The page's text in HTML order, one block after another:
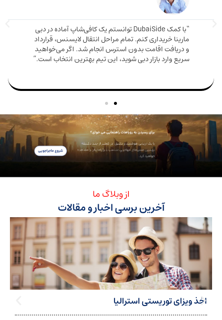
دقیق و صادقانه‌ای دریافت کردم. ملکی که
هم ارزش بالایی داشت هم باعث شد اقامت
بگیرم. تیم DubaiSide از شروع خرید تا گرفتن ویزا کنار
آخرین برسی اخبار و مقالات
توریستی استرالیا